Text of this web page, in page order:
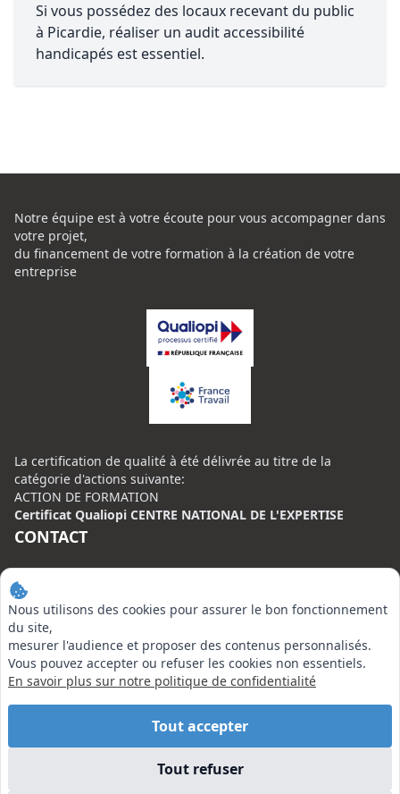
Si vous possédez des locaux recevant du public
à Picardie, réaliser un audit accessibilité
handicapés est essentiel.
Nous utilisons des cookies pour assurer le bon fonctionnement
du site,
mesurer l'audience et proposer des contenus personnalisés.
Vous pouvez accepter ou refuser les cookies non essentiels.
En savoir plus sur notre politique de confidentialité
Tout accepter
Tout refuser
Notre équipe est à votre écoute pour vous accompagner dans
votre projet,
du financement de votre formation à la création de votre
entreprise
La certification de qualité à été délivrée au titre de la
catégorie d'actions suivante:
ACTION DE FORMATION
Certificat Qualiopi CENTRE NATIONAL DE L'EXPERTISE
CONTACT
Centre National de l’Expertise (CNE)
20 rue Henri Regnault, 75008 Paris
N°VERT : 0800 00 80 89